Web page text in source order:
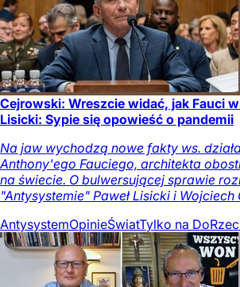
Cejrowski: Wreszcie widać, jak Fauci
Lisicki: Sypie się opowieść o pandemii
Na jaw wychodzą nowe fakty ws.
Anthony'ego Fauciego, architekta
na świecie. O bulwersującej sprawie
"Antysystemie" Paweł Lisicki i Wojciech
AntysystemOpinieŚwiatTylko na